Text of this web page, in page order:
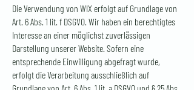
Die Verwendung von WIX erfolgt auf Grundlage von
Art. 6 Abs. 1 lit. f DSGVO. Wir haben ein berechtigtes
Interesse an einer möglichst zuverlässigen
Darstellung unserer Website. Sofern eine
entsprechende Einwilligung abgefragt wurde,
erfolgt die Verarbeitung ausschließlich auf